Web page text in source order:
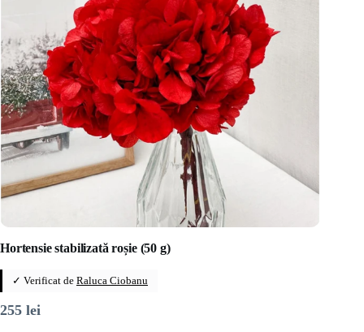
Hortensie stabilizată roșie (50 g)
✓ Verificat de Raluca Ciobanu
255 lei